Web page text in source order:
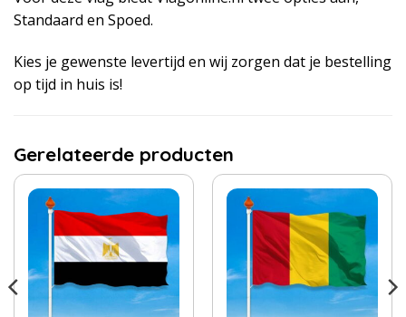
Standaard en Spoed.
Kies je gewenste levertijd en wij zorgen dat je bestelling
op tijd in huis is!
Gerelateerde producten